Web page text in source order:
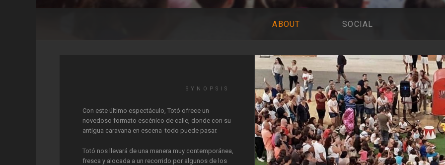
ABOUT SOCIAL
SYNOPSIS
Con este último espectáculo, Totó ofrece un
novedoso formato escénico de calle, donde con su
antigua caravana en escena todo puede pasar.
Totó nos llevará de una manera muy contemporánea,
fresca y alocada a un recorrido por algunos de los